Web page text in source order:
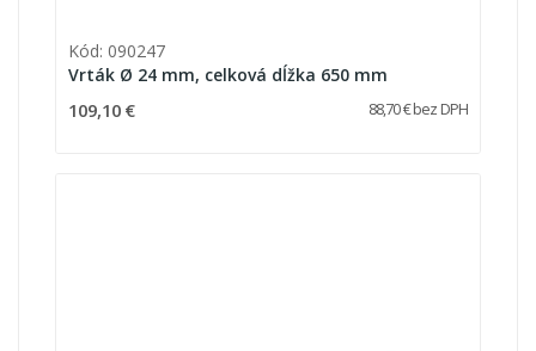
Kód: 090247
Vrták Ø 24 mm, celková dĺžka 650 mm
109,10 € 88,70 € bez DPH